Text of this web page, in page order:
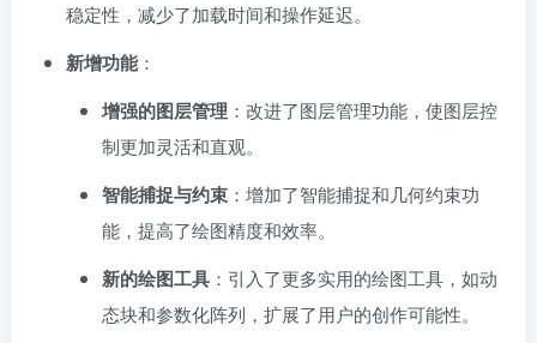
稳定性，减少了加载时间和操作延迟。
新增功能：
增强的图层管理 ：改进了图层管理功能，使图层控
制更加灵活和直观。
智能捕捉与约束 ：增加了智能捕捉和几何约束功
能，提高了绘图精度和效率。
新的绘图工具 ：引入了更多实用的绘图工具，如动
态块和参数化阵列，扩展了用户的创作可能性。